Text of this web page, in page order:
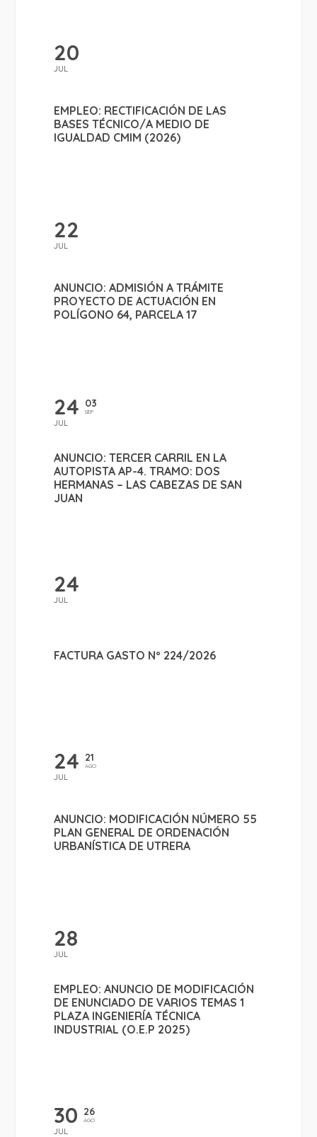
20
JUL
EMPLEO: RECTIFICACIÓN DE LAS
BASES TÉCNICO/A MEDIO DE
IGUALDAD CMIM (2026)
22
JUL
ANUNCIO: ADMISIÓN A TRÁMITE
PROYECTO DE ACTUACIÓN EN
POLÍGONO 64, PARCELA 17
24
JUL
03
SEP
ANUNCIO: TERCER CARRIL EN LA
AUTOPISTA AP-4. TRAMO: DOS
HERMANAS – LAS CABEZAS DE SAN
JUAN
24
JUL
FACTURA GASTO Nº 224/2026
24
JUL
21
AGO
ANUNCIO: MODIFICACIÓN NÚMERO 55
PLAN GENERAL DE ORDENACIÓN
URBANÍSTICA DE UTRERA
28
JUL
EMPLEO: ANUNCIO DE MODIFICACIÓN
DE ENUNCIADO DE VARIOS TEMAS 1
PLAZA INGENIERÍA TÉCNICA
INDUSTRIAL (O.E.P 2025)
30
JUL
26
AGO